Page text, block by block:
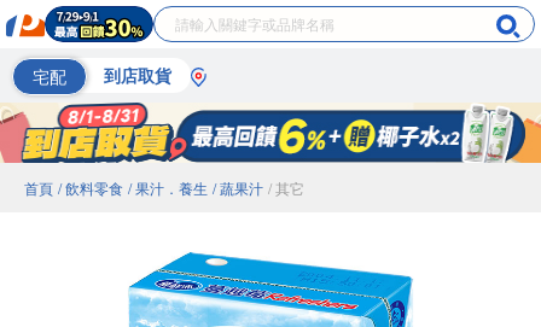
宅配 到店取貨
首頁 / 飲料零食 / 果汁．養生 / 蔬果汁 / 其它